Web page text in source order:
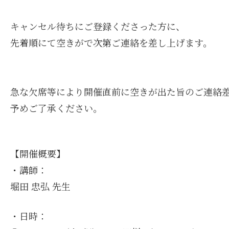
キャンセル待ちにご登録くださった方に、
先着順にて空きがで次第ご連絡を差し上げます。
急な欠席等により開催直前に空きが出た旨のご連絡
予めご了承ください。
【開催概要】
・講師：
堀田 忠弘 先生
・日時：